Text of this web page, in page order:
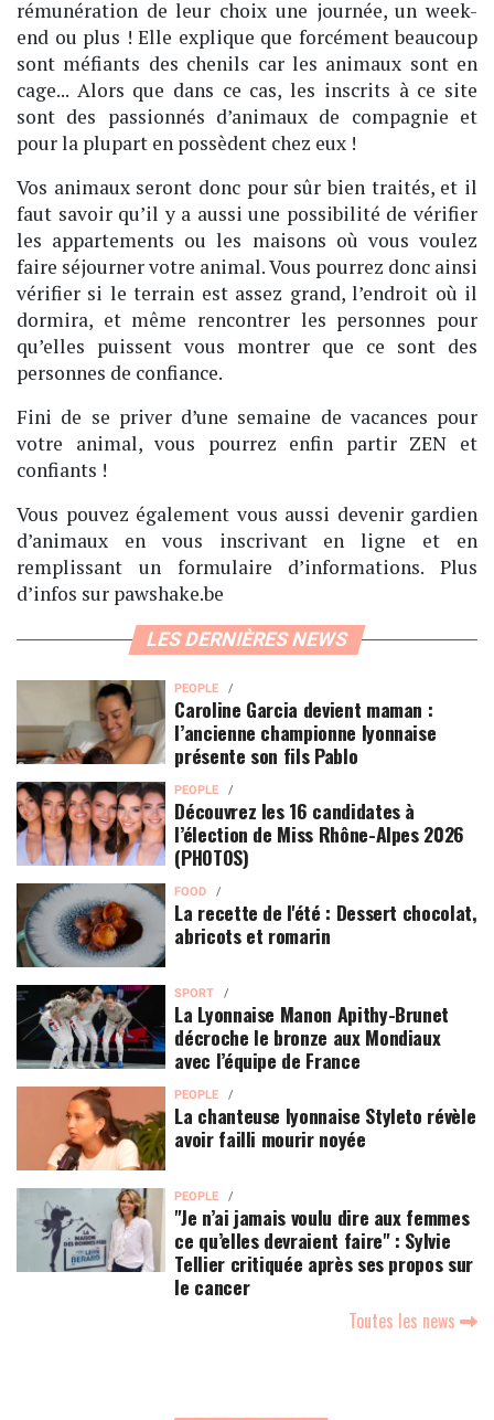
rémunération de leur choix une journée, un week-
end ou plus ! Elle explique que forcément beaucoup
sont méfiants des chenils car les animaux sont en
cage... Alors que dans ce cas, les inscrits à ce site
sont des passionnés d’animaux de compagnie et
pour la plupart en possèdent chez eux !
Vos animaux seront donc pour sûr bien traités, et il
faut savoir qu’il y a aussi une possibilité de vérifier
les appartements ou les maisons où vous voulez
faire séjourner votre animal. Vous pourrez donc ainsi
vérifier si le terrain est assez grand, l’endroit où il
dormira, et même rencontrer les personnes pour
qu’elles puissent vous montrer que ce sont des
personnes de confiance.
Fini de se priver d’une semaine de vacances pour
votre animal, vous pourrez enfin partir ZEN et
confiants !
Vous pouvez également vous aussi devenir gardien
d’animaux en vous inscrivant en ligne et en
remplissant un formulaire d’informations. Plus
d’infos sur pawshake.be
LES DERNIÈRES NEWS
PEOPLE
Caroline Garcia devient maman :
l’ancienne championne lyonnaise
présente son fils Pablo
PEOPLE
Découvrez les 16 candidates à
l’élection de Miss Rhône-Alpes 2026
(PHOTOS)
FOOD
La recette de l'été : Dessert chocolat,
abricots et romarin
SPORT
La Lyonnaise Manon Apithy-Brunet
décroche le bronze aux Mondiaux
avec l’équipe de France
PEOPLE
La chanteuse lyonnaise Styleto révèle
avoir failli mourir noyée
PEOPLE
"Je n’ai jamais voulu dire aux femmes
ce qu’elles devraient faire" : Sylvie
Tellier critiquée après ses propos sur
le cancer
Toutes les news